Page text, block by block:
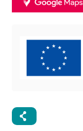
GOOGLE
Samenvatting
Afbeelding